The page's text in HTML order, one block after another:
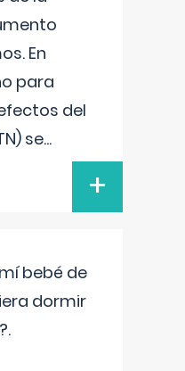
En
para
del
se...
+
bebé de
dormir